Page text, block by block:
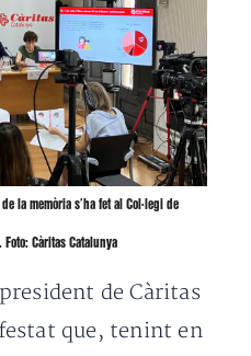
la memòria s’ha fet al Col·legi de
Foto: Càritas Catalunya
de Càritas
que, tenint en